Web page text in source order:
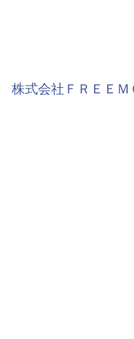
株式会社ＦＲＥＥ